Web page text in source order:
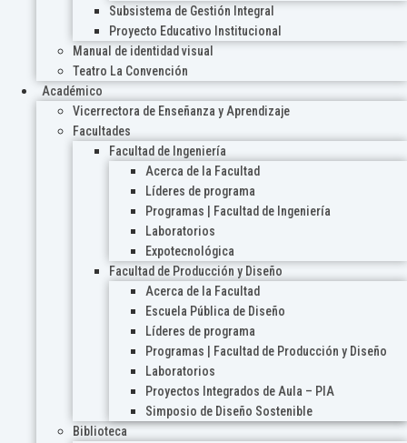
Subsistema de Gestión Integral
Proyecto Educativo Institucional
Manual de identidad visual
Teatro La Convención
Académico
Vicerrectora de Enseñanza y Aprendizaje
Facultades
Facultad de Ingeniería
Acerca de la Facultad
Líderes de programa
Programas | Facultad de Ingeniería
Laboratorios
Expotecnológica
Facultad de Producción y Diseño
Acerca de la Facultad
Escuela Pública de Diseño
Líderes de programa
Programas | Facultad de Producción y Diseño
Laboratorios
Proyectos Integrados de Aula – PIA
Simposio de Diseño Sostenible
Biblioteca